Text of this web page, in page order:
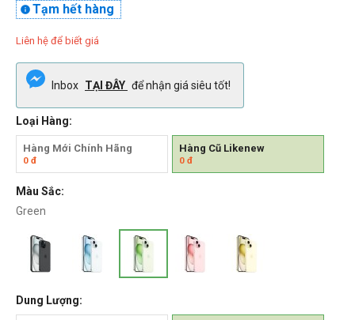
Tạm hết hàng

Liên hệ để biết giá
Inbox TẠI ĐÂY để nhận giá siêu tốt!
Loại Hàng:
Hàng Mới Chính Hãng
0 đ
Hàng Cũ Likenew
0đ
Màu Sắc:
Green
Dung Lượng: